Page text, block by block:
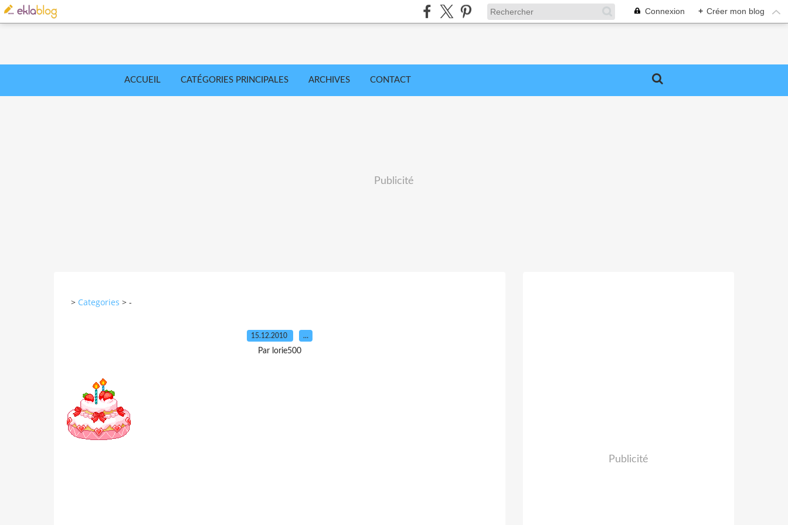
Connexion + Créer mon blog
ACCUEIL CATÉGORIES PRINCIPALES ARCHIVES CONTACT
Publicité
> Categories > -
15.12.2010 …
Par lorie500
Publicité